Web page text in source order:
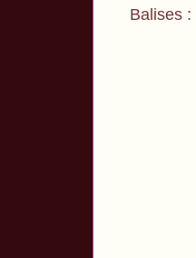
Balises :